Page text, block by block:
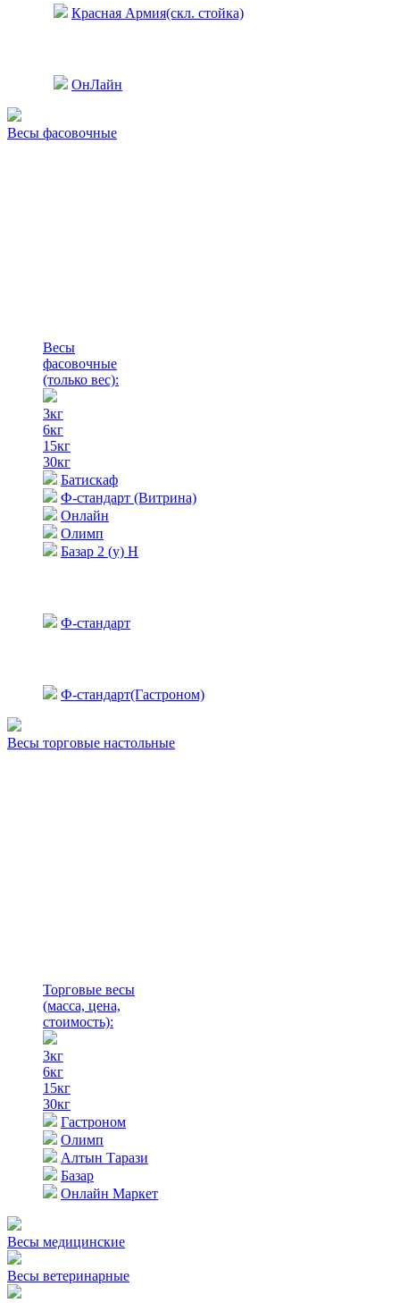
Красная Армия(скл. стойка)
ОнЛайн
Весы фасовочные
Весы
фасовочные
(только вес):
3кг
6кг
15кг
30кг
Батискаф
Ф-стандарт (Витрина)
Онлайн
Олимп
Базар 2 (у) Н
Ф-стандарт
Ф-стандарт(Гастроном)
Весы торговые настольные
Торговые весы
(масса, цена,
стоимость):
3кг
6кг
15кг
30кг
Гастроном
Олимп
Алтын Тарази
Базар
Онлайн Маркет
Весы медицинские
Весы ветеринарные